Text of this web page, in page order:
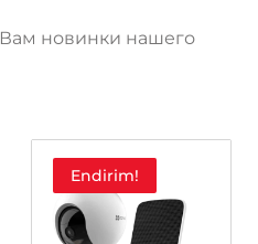
новинки нашего
Endirim!